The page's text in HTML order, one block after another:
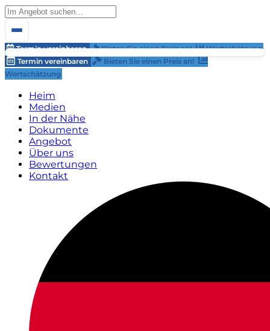
Termin vereinbaren Bieten Sie einen Preis an!
Wertschätzung
Termin vereinbaren
Bieten Sie einen Preis an!
Wertschätzung
Heim
Medien
In der Nähe
Dokumente
Angebot
Über uns
Bewertungen
Kontakt